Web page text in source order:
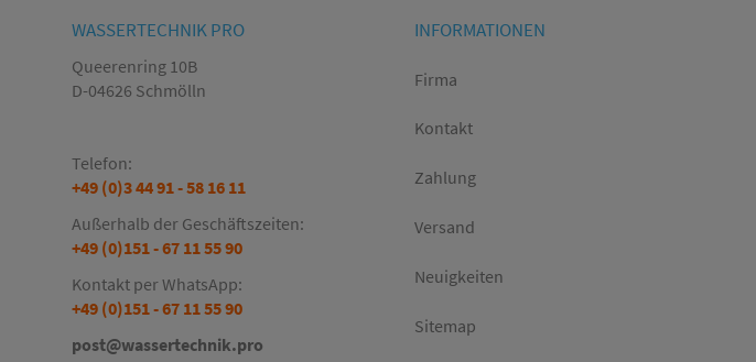
WASSERTECHNIK PRO
Queerenring 10B
D-04626 Schmölln
Telefon:
+49 (0)3 44 91 - 58 16 11
Außerhalb der Geschäftszeiten:
+49 (0)151 - 67 11 55 90
Kontakt per WhatsApp:
+49 (0)151 - 67 11 55 90
post@wassertechnik.pro
INFORMATIONEN
Firma
Kontakt
Zahlung
Versand
Neuigkeiten
Sitemap